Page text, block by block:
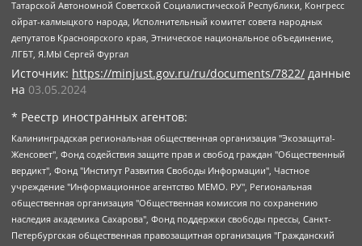
Татарской Автономной Советской Социалистической Республики, Конгресс
ойрат-калмыцкого народа, Исполнительный комитет совета народных
депутатов Красноярского края, Этническое национальное объединение,
ЛГБТ, Я.МЫ Сергей Фургал
Источник: https://minjust.gov.ru/ru/documents/7822/ данные
на 03.05.2024
* Реестр иностранных агентов:
Калининградская региональная общественная организация "Экозащита!-Женсовет", Фонд содействия защите прав и свобод граждан "Общественный вердикт", Фонд "Институт Развития Свободы Информации", Частное учреждение "Информационное агентство МЕМО. РУ", Региональная общественная организация "Общественная комиссия по сохранению наследия академика Сахарова", Фонд поддержки свободы прессы, Санкт-Петербургская общественная правозащитная организация "Гражданский контроль", Межрегиональная общественная организация "Информационно-просветительский центр "Мемориал", Региональный Фонд "Центр Защиты Прав Средств Массовой Информации", с 05.12.2023 Фонд "Центр Защиты Прав Средств массовой информации", Региональная общественная благотворительная организация помощи беженцам и мигрантам "Гражданское содействие", Негосударственное образовательное учреждение дополнительного профессионального образования (повышение квалификации) специалистов "АКАДЕМИЯ ПО ПРАВАМ ЧЕЛОВЕКА", Свердловская региональная общественная организация "Сутяжник", Автономная некоммерческая организация "Центр независимых социологических исследований", Союз общественных объединений "Российский исследовательский центр по правам человека", Региональное общественное учреждение научно-информационный центр "МЕМОРИАЛ", Некоммерческая организация "Фонд защиты гласности", Автономная некоммерческая организация "Институт прав человека", Городская общественная организация "Екатеринбургское общество "МЕМОРИАЛ", Городская общественная организация "Рязанское историко-просветительское и правозащитное общество "Мемориал" (Рязанский Мемориал), Челябинский региональный орган общественной самодеятельности – женское общественное объединение "Женщины Евразии", Челябинский региональный орган общественной самодеятельности "Уральская правозащитная группа", Фонд содействия защите здоровья и социальной справедливости имени Андрея Рылькова, Автономная Некоммерческая Организация "Аналитический Центр Юрия Левады", Автономная некоммерческая организация социальной поддержки населения "Проект Апрель", Региональная общественная организация помощи женщинам и детям, находящимся в кризисной ситуации "Информационно-методический центр "Анна", Фонд содействия развитию массовых коммуникаций и правовому просвещению "Так-так-Так", Фонд содействия устойчивому развитию "Серебряная тайга", Свердловский региональный общественный фонд социальных проектов "Новое время", "Idel.Реалии", Кавказ.Реалии, Крым.Реалии, Телеканал Настоящее Время, Татаро-башкирская служба Радио Свобода (Azatliq Radiosi), Радио Свободная Европа/Радио Свобода (PCE/PC), "Сибирь.Реалии", "Фактограф", Благотворительный фонд помощи осужденным и их семьям, Автономная некоммерческая организация "Институт глобализации и социальных движений", Фонд "В защиту прав заключенных", Частное учреждение "Центр поддержки и содействия развитию средств массовой информации", Пензенский региональный общественный благотворительный фонд "Гражданский союз", "Север.Реалии", Некоммерческая организация Фонд "Правовая инициатива", Общество с ограниченной ответственностью "Радио Свободная Европа/Радио Свобода", Чешское информационное агентство "MEDIUM-ORIENT", Красноярская региональная общественная организация "Мы против СПИДа", Камалягин Денис Николаевич, Маркелов Сергей Евгеньевич, Пономарев Лев Александрович, Савицкая Людмила Алексеевна, Автономная некоммерческая организация "Центр по работе с проблемой насилия "НАСИЛИЮ.НЕТ", Межрегиональный профессиональный союз работников здравоохранения "Альянс врачей", Юридическое лицо, зарегистрированное в Латвийской Республике, SIA "Medusa Project" (регистрационный номер 40103797863, дата регистрации 10.06.2014), Некоммерческая организация "Фонд по борьбе с коррупцией", Автономная некоммерческая организация "Институт права и публичной политики", Баданин Роман Сергеевич, Гликин Максим Александрович, Железнова Мария Михайловна, Лукьянова Юлия Сергеевна, Маетная Елизавета Витальевна, Маняхин Петр Борисович, Чуракова Ольга Владимировна, Ярош Юлия Петровна, Юридическое лицо "The Insider SIA", зарегистрированное в Риге, Латвийская Республика (дата регистрации 26.06.2015), являющееся администратором доменного имени интернет-издания "The Insider SIA", https://theins.ru, Постернак Алексей Евгеньевич, Рубин Михаил Аркадьевич, Анин Роман Александрович, Юридическое лицо Istories fonds, зарегистрированное в Латвийской Республике (регистрационный номер 50008295751, дата регистрации 24.02.2020), Великовский Дмитрий Александрович, Долинина Ирина Николаевна, Мароховская Алеся Алексеевна, Шлейнов Роман Юрьевич, Шмагун Олеся Валентиновна, Общество с ограниченной ответственностью "Альтаир 2021", Общество с ограниченной ответственностью "Вега 2021", Общество с ограниченной ответственностью "Главный редактор 2021", Общество с ограниченной ответственностью "Ромашки монолит", Важенков Артем Валерьевич, Ивановская областная общественная организация "Центр гендерных исследований", Гурман Юрий Альбертович, Медиапроект "ОВД-Инфо", Егоров Владимир Владимирович, Жилинский Владимир Александрович, Общество с ограниченной ответственностью "ЗП", Иванова София Юрьевна, Карезина Инна Павловна, Кильтау Екатерина Викторовна, Петров Алексей Викторович, Пискунов Сергей Евгеньевич, Смирнов Сергей Сергеевич, Тихонов Михаил Сергеевич, Общество с ограниченной ответственностью "ЖУРНАЛИСТ-ИНОСТРАННЫЙ АГЕНТ", Арапова Галина Юрьевна, Вольтская Татьяна Анатольевна, Американская компания "Mason G.E.S. Anonymous Foundation" (США), являющаяся владельцем интернет-издания https://mnews.world/, Компания "Stichting Bellingcat", зарегистрированная в Нидерландах (дата регистрации 11.07.2018), Захаров Андрей Вячеславович, Клепиковская Екатерина Дмитриевна, Общество с ограниченной ответственностью "МЕМО", Перл Роман Александрович, Симонов Евгений Алексеевич, Соловьева Елена Анатольевна, Сотников Даниил Владимирович, Сурначева Елизавета Дмитриевна, Автономная некоммерческая организация по защите прав человека и информированию населения "Якутия – Наше Мнение", Общество с ограниченной ответственностью "Москоу диджитал медиа", с 26.01.2023 Общество с ограниченной ответственностью "Чайка Белые сады", Ветошкина Валерия Валерьевна, Заговора Максим Александрович, Межрегиональное общественное движение "Российская ЛГБТ - сеть", Оленичев Максим Владимирович, Павлов Иван Юрьевич, Скворцова Елена Сергеевна, Общество с ограниченной ответственностью "Как бы инагент", Кочетков Игорь Викторович, Общество с ограниченной ответственностью "Честные выборы", Еланчик Олег Александрович, Общество с ограниченной ответственностью "Нобелевский призыв", Гималова Регина Эмилевна, Григорьев Андрей Валерьевич, Григорьева Алина Александровна, Ассоциация по содействию защите прав призывников, альтернативнослужащих и военнослужащих "Правозащитная группа "Гражданин.Армия.Право", Хисамова Регина Фаритовна, Автономная некоммерческая организация по реализации социально-правовых программ "Лилит", Дальневосточное общественное движение "Маяк", Санкт-Петербургская ЛГБТ-инициативная группа "Выход", Инициативная группа ЛГБТ+ "Реверс", Алексеев Андрей Викторович, Бекбулатова Таисия Львовна, Беляев Иван Михайлович, Владыкина Елена Сергеевна, Гельман Марат Александрович, Никульшина Вероника Юрьевна, Толоконникова Надежда Андреевна, Шендерович Виктор Анатольевич, Общество с ограниченной ответственностью "Данное сообщение", Общество с ограниченной ответственностью Издательский дом "Новая глава", Айнбиндер Александра Александровна, Московский комьюнити-центр для ЛГБТ+инициатив, Благотворительный фонд развития филантропии, Deutsche Welle (Германия, Kurt-Schumacher-Strasse 3, 53113 Bonn), Борзунова Мария Михайловна, Воробьев Виктор Викторович, Голубева Анна Львовна, Константинова Алла Михайловна, Малкова Ирина Владимировна, Мурадов Мурад Абдулгалимович, Осетинская Елизавета Николаевна, Понасенков Евгений Николаевич, Ганапольский Матвей Юрьевич, Киселев Евгений Алексеевич, Борухович Ирина Григорьевна, Дремин Иван Тимофеевич, Дубровский Дмитрий Викторович, Красноярская региональная общественная организация поддержки и развития альтернативных образовательных технологий и межкультурных коммуникаций "ИНТЕРРА", Маяковская Екатерина Алексеевна, Фейгин Марк Захарович, Филимонов Андрей Викторович, Дзугкоева Регина Николаевна, Доброхотов Роман Александрович, Дудь Юрий Александрович, Елкин Сергей Владимирович, Кругликов Кирилл Игоревич, Сабунаева Мария Леонидовна, Семенов Алексей Владимирович, Шаинян Карен Багратович, Шульман Екатерина Михайловна, Асафьев Артур Валерьевич, Вахштайн Виктор Семенович, Венедиктов Алексей Алексеевич, Лушникова Екатерина Евгеньевна, Волков Леонид Михайлович, Невзоров Александр Глебович, Пархоменко Сергей Борисович, Сироткин Ярослав Николаевич, Кара-Мурза Владимир Владимирович, Баранова Наталья Владимировна, Гозман Леонид Яковлевич, Кагарлицкий Борис Юльевич, Климарев Михаил Валерьевич, Милов Владимир Станиславович, Автономная некоммерческая организация Краснодарский центр современного искусства "Типография", Моргенштерн Алишер Тагирович, Соболь Любовь Эдуардовна, Общество с ограниченной ответственностью "ЛИЗА НОРМ", Каспаров Гарри Кимович, Ходорковский Михаил Борисович, Общество с ограниченной ответственностью "Апрельские тезисы", Данилович Ирина Брониславовна, Кашин Олег Владимирович, Петров Николай Владимирович, Пивоваров Алексей Владимирович, Соколов Михаил Владимирович, Цветкова Юлия Владимировна, Чичваркин Евгений Александрович, Комитет против пыток/Команда против пыток, Общество с ограниченной ответственностью "Первый научный", Общество с ограниченной ответственностью "Вертолет и ко", Белоцерковская Вероника Борисовна, Кац Максим Евгеньевич, Лазарева Татьяна Юрьевна, Шаведдинов Руслан Табризович, Яшин Илья Валерьевич, Общество с ограниченной ответственностью "Иноагент ААВ", Алешковский Дмитрий Петрович, Альбац Евгения Марковна, Быков Дмитрий Львович, Галямина Юлия Евгеньевна, Лойко Сергей Леонидович, Мартынов Кирилл Константинович, Медведев Сергей Александрович, Крашенинников Федор Геннадиевич, Гордеева Катерина Вл